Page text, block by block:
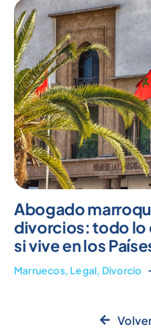
Abogado
divorcios: todo lo
si vive en los
Marruecos, Legal Divorcio